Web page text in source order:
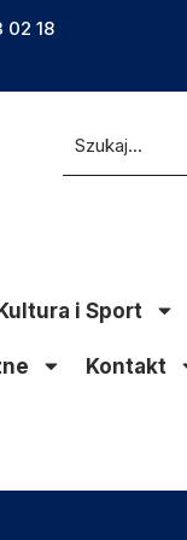
02 18
i Sport
Kontakt